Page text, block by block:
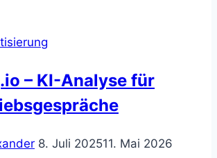
– KI-Analyse für
8. Juli 202511. Mai 2026